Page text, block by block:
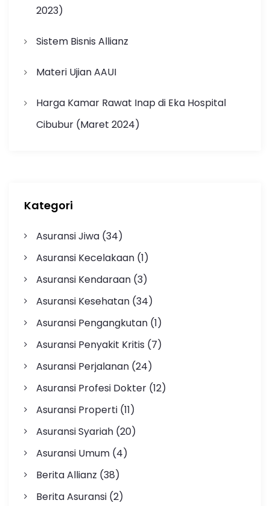
2023)
Sistem Bisnis Allianz
Materi Ujian AAUI
Harga Kamar Rawat Inap di Eka Hospital
Cibubur (Maret 2024)
Kategori
Asuransi Jiwa(34)
Asuransi Kecelakaan(1)
Asuransi Kendaraan(3)
Asuransi Kesehatan(34)
Asuransi Pengangkutan(1)
Asuransi Penyakit Kritis (7)
Asuransi Perjalanan(24)
Asuransi Profesi Dokter(12)
Asuransi Properti(11)
Asuransi Syariah(20)
Asuransi Umum(4)
Berita Allianz (38)
Berita Asuransi(2)